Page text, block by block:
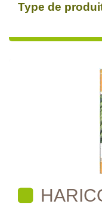
Type de